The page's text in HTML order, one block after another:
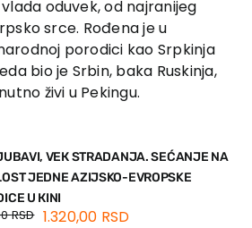
oduvek, od najranijeg
srce. Rođena je u
porodici kao Srpkinja
bio je Srbin, baka Ruskinja,
živi u Pekingu.
VEК STRADANJA. SEĆANJE NA
JEDNE AZIJSKO-EVROPSKE
U КINI
RSD 1.320,00 RSD